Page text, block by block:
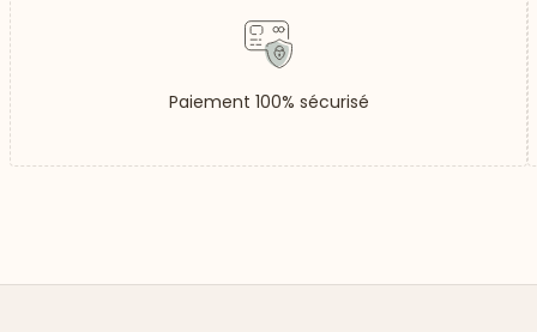
Paiement 100% sécurisé